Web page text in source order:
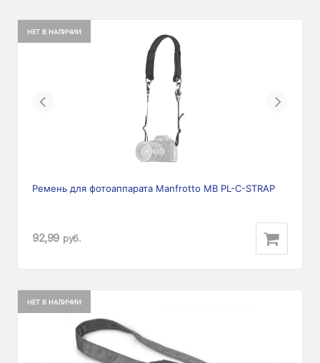
НЕТ В НАЛИЧИИ
Previous Next
Ремень для фотоаппарата Manfrotto MB PL-C-STRAP
92,99 руб.
НЕТ В НАЛИЧИИ